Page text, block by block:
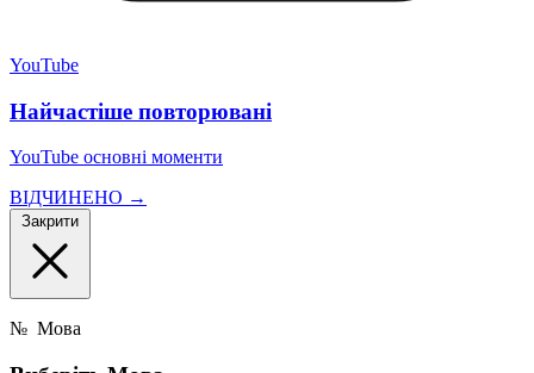
YouTube
Найчастіше повторювані
YouTube основні моменти
ВІДЧИНЕНО →
Закрити
№ Мова